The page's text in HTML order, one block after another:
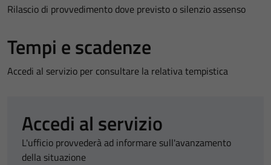
Rilascio di provvedimento dove previsto o silenzio assenso
Tempi e scadenze
Accedi al servizio per consultare la relativa tempistica
Accedi al servizio
L'ufficio provvederà ad informare sull'avanzamento
della situazione